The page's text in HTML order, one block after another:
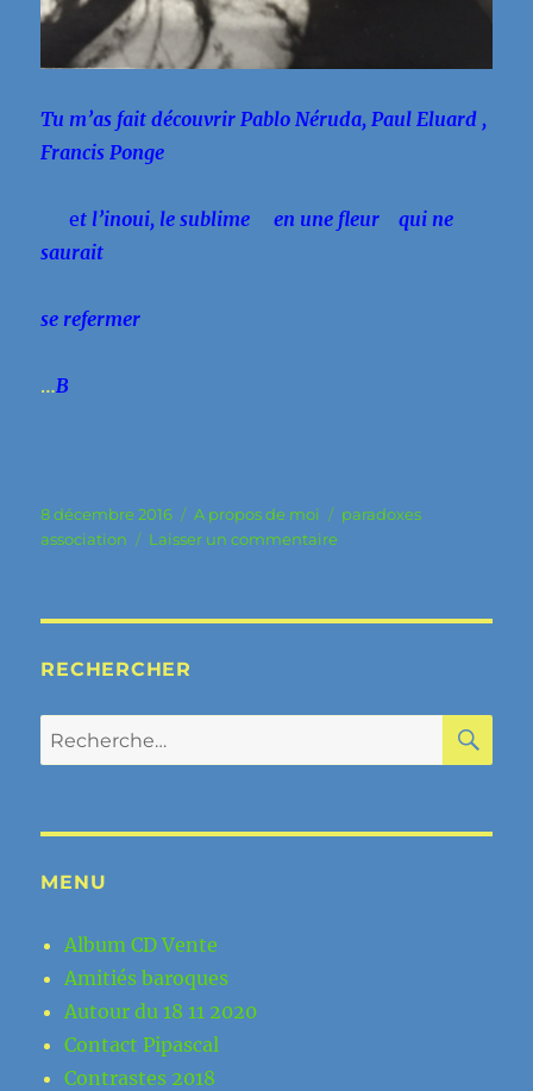
Tu m’as fait découvrir Pablo Néruda, Paul Eluard ,
Francis Ponge
et l’inoui, le sublime en une fleur qui ne
saurait
se refermer
…B
Publié
le
8 décembre 2016 Catégories
A propos de moi Étiquettes
paradoxes
association
Laisser un commentairesur
!
RECHERCHER
Recherche
pour :
MENU
Album CD Vente
Amitiés baroques
Autour du 18 11 2020
Contact Pipascal
Contrastes 2018